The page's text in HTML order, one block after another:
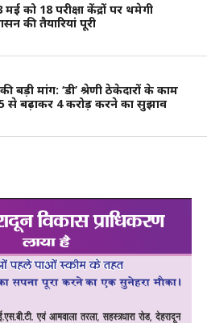
को 18 परीक्षा केंद्रों पर थमेगी
की तैयारियां पूरी
बड़ी मांग: ‘डी’ श्रेणी ठेकेदारों के काम
से बढ़ाकर 4 करोड़ करने का सुझाव